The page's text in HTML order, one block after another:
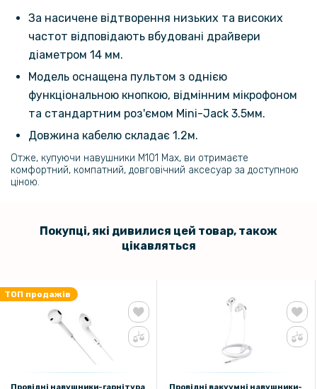
За насичене відтворення низьких та високих
частот відповідають вбудовані драйвери
діаметром 14 мм.
Модель оснащена пультом з однією
функціональною кнопкою, відмінним мікрофоном
та стандартним роз'ємом Mini-Jack 3.5мм.
Довжина кабелю складає 1.2м.
Отже, купуючи навушники М101 Max, ви отримаєте
комфортний, компатний, довговічний аксесуар за доступною
ціною.
Покупці, які дивилися цей товар, також
цікавляться
ТОП продажів